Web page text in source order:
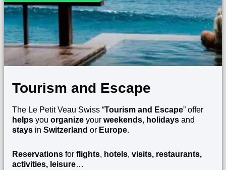
Tourism and Escape
The Le Petit Veau Swiss “Tourism and Escape” offer
helps you organize your weekends, holidays and
stays in Switzerland or Europe.
Reservations for flights, hotels, visits, restaurants,
activities, leisure…